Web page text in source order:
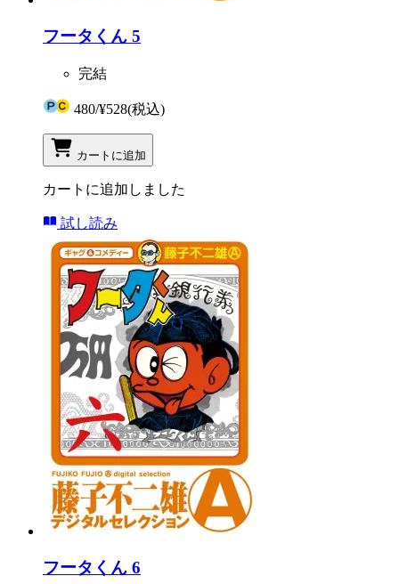
フータくん 5
完結
480/¥528(税込)
カートに追加
カートに追加しました
試し読み
フータくん 6